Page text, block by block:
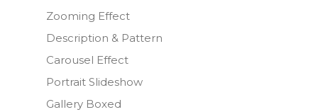
Zooming Effect
Description & Pattern
Carousel Effect
Portrait Slideshow
Gallery Boxed